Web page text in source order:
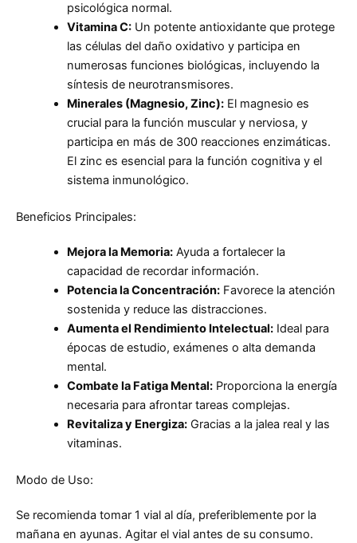
psicológica normal.
Vitamina C:Un potente antioxidante que protege
las células del daño oxidativo y participa en
numerosas funciones biológicas, incluyendo la
síntesis de neurotransmisores.
Minerales (Magnesio, Zinc):El magnesio es
crucial para la función muscular y nerviosa, y
participa en más de 300 reacciones enzimáticas.
El zinc es esencial para la función cognitiva y el
sistema inmunológico.
Beneficios Principales:
Mejora la Memoria:Ayuda a fortalecer la
capacidad de recordar información.
Potencia la Concentración:Favorece la atención
sostenida y reduce las distracciones.
Aumenta el Rendimiento Intelectual:Ideal para
épocas de estudio, exámenes o alta demanda
mental.
Combate la Fatiga Mental:Proporciona la energía
necesaria para afrontar tareas complejas.
Revitaliza y Energiza:Gracias a la jalea real y las
vitaminas.
Modo de Uso:
Se recomienda tomar 1 vial al día, preferiblemente por la
mañana en ayunas. Agitar el vial antes de su consumo.